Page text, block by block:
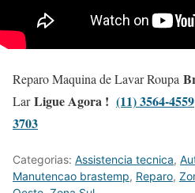
Reparo Maquina de Lavar Roupa
LarLigue Agora ! (11) 3564-4559
3703
Categorias: Assistencia tecnica,
Manutencao brastemp, Reparo,